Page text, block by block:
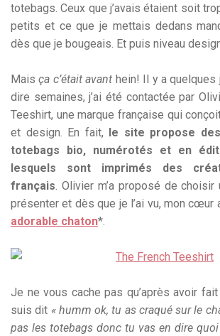
totebags. Ceux que j’avais étaient soit
petits et ce que je mettais dedans
dès que je bougeais. Et puis niveau
Maisça c’était avant hein! Il y a quelques
dire semaines, j’ai été contactée par
Teeshirt, une marque française qui
et design. En fait,
le site propose
totebags bio, numérotés et en
lesquels sont imprimés des
français. Olivier m’a proposé de
présenter et dès que je l’ai vu, mon cœur
adorable chaton*.
Je ne vous cache pas qu’après avoir
suis dit « humm ok, tu as craqué sur le
pas les totebags donc tu vas en dire